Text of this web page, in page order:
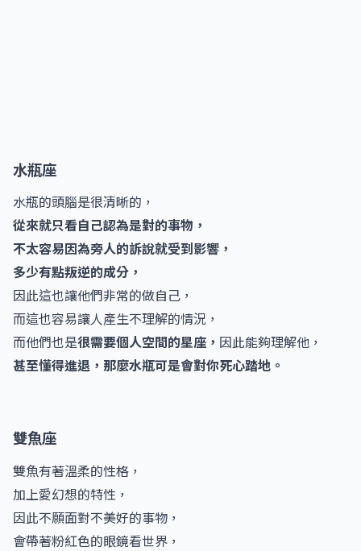
水瓶座
水瓶的頭腦是很清晰的，
從來就只看自己認為是對的事物，
不太容易因為旁人的訴說就受到影響，
多少有點叛逆的成分，
因此這也讓他們非常的做自己，
而這也容易讓人產生不理解的情況，
而他們也是很需要個人空間的星座， 因此能夠理解他，
甚至懂得進退，那麼水瓶可是會對你死心踏地。
雙魚座
雙魚有著溫柔的性格，
加上愛幻想的特性，
因此不願面對不美好的事物，
會帶著粉紅色的眼鏡看世界，